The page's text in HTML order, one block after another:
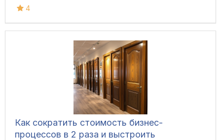
С#, PHP. Как построить корпоративную
4
Как сократить стоимость бизнес-
процессов в 2 раза и выстроить